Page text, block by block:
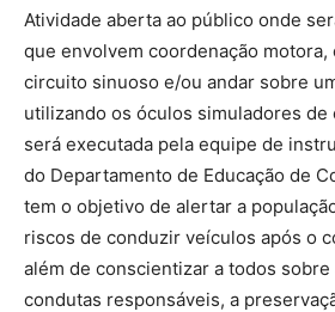
Atividade aberta ao público onde
que envolvem coordenação motora,
circuito sinuoso e/ou andar sobre
utilizando os óculos simuladores de
será executada pela equipe de
do Departamento de Educação de
tem o objetivo de alertar a
riscos de conduzir veículos após o
além de conscientizar a todos
condutas responsáveis, a